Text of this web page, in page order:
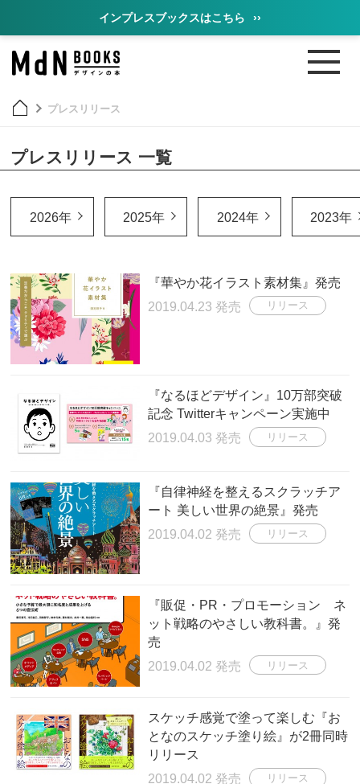
インプレスブックスはこちら ››
プレスリリース
プレスリリース 一覧
2026年 2025年 2024年 2023年
『華やか花イラスト素材集』発売
2019.04.23 発売
リリース
『なるほどデザイン』10万部突破
記念 Twitterキャンペーン実施中
2019.04.03 発売
リリース
『自律神経を整えるスクラッチア
ート 美しい世界の絶景』発売
2019.04.02 発売
リリース
『販促・PR・プロモーション ネ
ット戦略のやさしい教科書。』発
売
2019.04.02 発売
リリース
スケッチ感覚で塗って楽しむ『お
となのスケッチ塗り絵』が2冊同時
リリース
2019.04.02 発売
リリース